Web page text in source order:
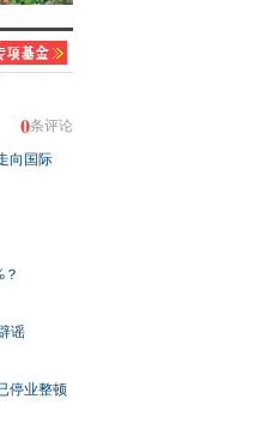
0条评论
向国际
谣
停业整顿